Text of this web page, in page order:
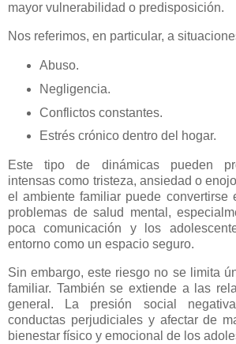
mayor vulnerabilidad o predisposición.
Nos referimos, en particular, a
Abuso.
Negligencia.
Conflictos constantes.
Estrés crónico dentro del hogar.
Este tipo de dinámicas pueden
intensas como tristeza, ansiedad o
el ambiente familiar puede convertirse
problemas de salud mental,
poca comunicación y los
entorno como un espacio seguro.
Sin embargo, este riesgo no se limita
familiar. También se extiende a las
general. La presión social
conductas perjudiciales y afectar de
bienestar físico y emocional de los